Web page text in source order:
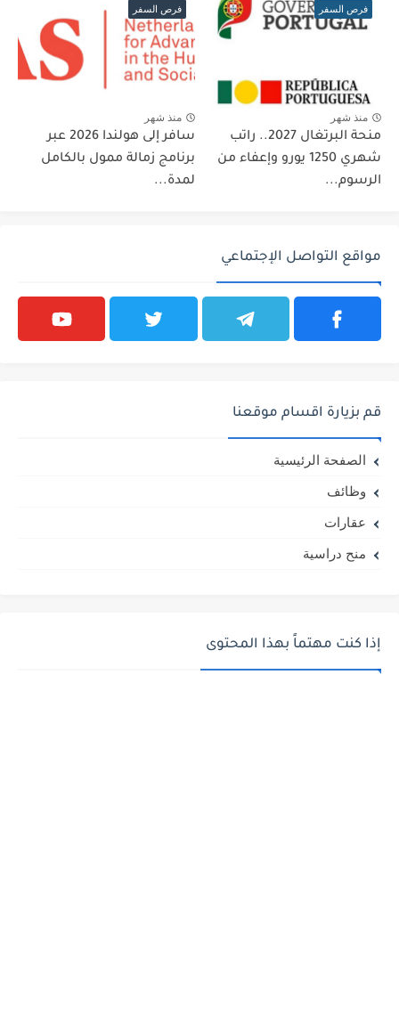
فرص السفر
منذ شهر
منحة البرتغال 2027.. راتب
شهري 1250 يورو وإعفاء من
الرسوم...
فرص السفر
منذ شهر
سافر إلى هولندا 2026 عبر
برنامج زمالة ممول بالكامل
لمدة...
مواقع التواصل الإجتماعي
قم بزيارة اقسام موقعنا
الصفحة الرئيسية
وظائف
عقارات
منح دراسية
إذا كنت مهتماً بهذا المحتوى